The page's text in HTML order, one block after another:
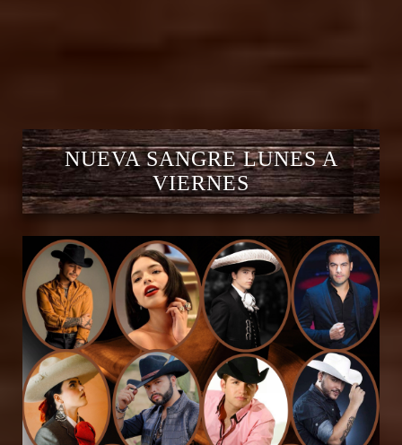
NUEVA SANGRE LUNES A
VIERNES